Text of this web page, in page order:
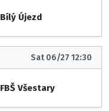
Bílý Újezd
Sat 06/27 12:30
FBŠ Všestary